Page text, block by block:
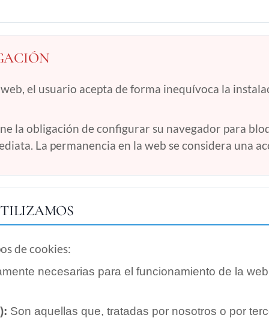
el usuario acepta de forma inequívoca la
la obligación de configurar su navegador para
La permanencia en la web se considera una
de cookies:
necesarias para el funcionamiento de la
Son aquellas que, tratadas por nosotros o por